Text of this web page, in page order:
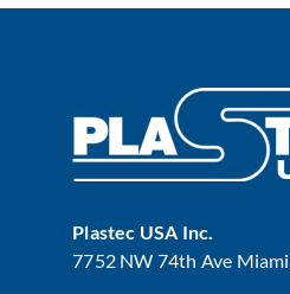
Plastec USA Inc.
7752 NW 74th Ave